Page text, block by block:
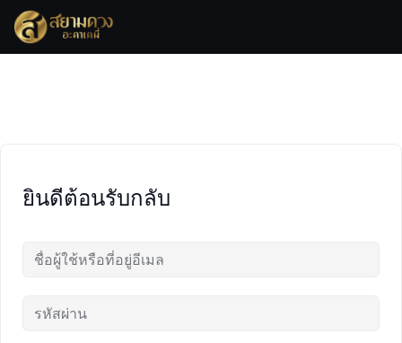
Skip
content
ยินดีต้อนรับกลับ